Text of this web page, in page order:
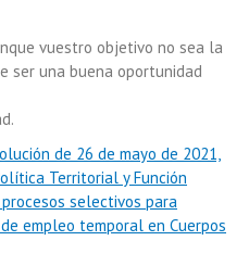
vuestro objetivo no sea la
ser una buena oportunidad
de 26 de mayo de 2021,
Territorial y Función
selectivos para
empleo temporal en Cuerpos